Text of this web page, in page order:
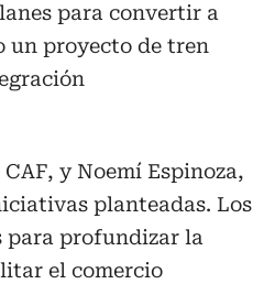
para convertir a
un proyecto de tren
y Noemí Espinoza,
planteadas. Los
para profundizar la
el comercio